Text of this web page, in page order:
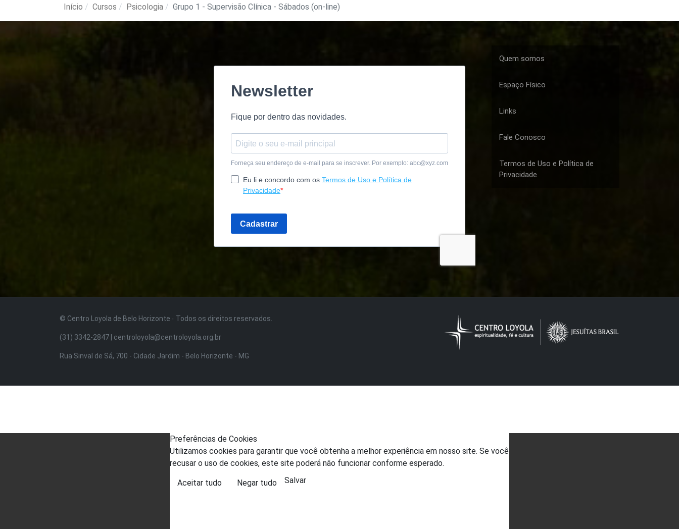
Início Cursos Psicologia Grupo 1 - Supervisão Clínica - Sábados (on-line)
Quem somos
Espaço Físico
Links
Fale Conosco
Termos de Uso e Política de
Privacidade
© Centro Loyola de Belo Horizonte · Todos os direitos reservados.
(31) 3342-2847 | centroloyola@centroloyola.org.br
Rua Sinval de Sá, 700 - Cidade Jardim - Belo Horizonte - MG
Preferências de Cookies
Utilizamos cookies para garantir que você obtenha a melhor experiência em nosso site. Se você
recusar o uso de cookies, este site poderá não funcionar conforme esperado.
Aceitar tudo Negar tudo Salvar